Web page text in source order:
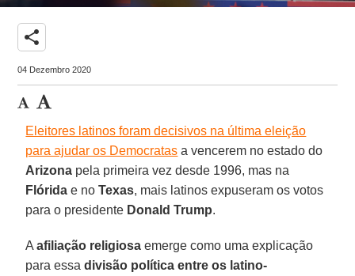
share
04 Dezembro 2020
Eleitores latinos foram decisivos na última eleição
para ajudar os Democratas a vencerem no estado do
Arizona pela primeira vez desde 1996, mas na
Flórida e noTexas, mais latinos expuseram os votos
para o presidente Donald Trump.
Aafiliação religiosa emerge como uma explicação
para essadivisão política entre os latino-